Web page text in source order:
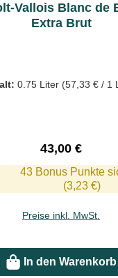
Vallois Blanc de
Extra Brut
0.75 Liter (57,33 € / 1
Regulärer
43,00 €
43 Bonus Punkte
(3,23 €)
Preise inkl. MwSt.
In den Warenkorb